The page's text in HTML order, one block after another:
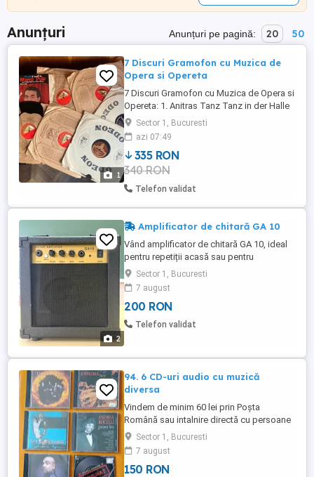
Anunțuri Anunțuri pe pagină: 20 50
1
7 Discuri Gramofon cu Muzica de
Opera si Opereta
7 Discuri Gramofon cu Muzica de Opera si
Opereta: 1. Anitras Tanz Tanz in der Halle
des Bergkonigs - Peer Gynt, Ed. Grieg
(Orchestra simfonica Berlin, disc ODEON)
2. Mi par d'audir - Pescatori di Perle, Bizet
Ah! Non credivi tu - Mignon, Thomas
(cantate de tenorul Dimitrie Onofrei, disc
ODEON) 3. ...
Sector 1, Bucuresti
azi 07:49
335 RON
340 RON
Telefon validat
2
Amplificator de chitară GA 10
Vând amplificator de chitară GA 10, ideal
pentru repetiții acasă sau pentru
începători. Funcționează bine , ușor de
folosit și ușor de transportat. Stare foarte
bună, a fost folosit doar ocazional.
Analizați atent pozele. Reale.
Sector 1, Bucuresti
7 august
200 RON
Telefon validat
94. 6 CD-uri audio cu muzică
diversa
Vindem de minim 60 lei prin Poșta
Română sau intalnire directă cu persoane
(nu avem timp pentru curier), 6 CD-URI cu
muzică. Se vând împreună la prețul de 200
lei. Stare bună.
Sector 1, Bucuresti
7 august
150 RON